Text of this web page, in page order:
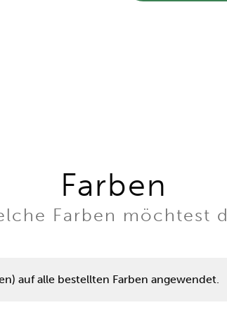
Farben
Farben möchtest
auf alle bestellten Farben angewendet.